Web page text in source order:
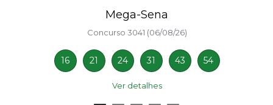
Mega-Sena
Concurso 3041 (06/08/26)
16 21 24 31 43 54
Ver detalhes